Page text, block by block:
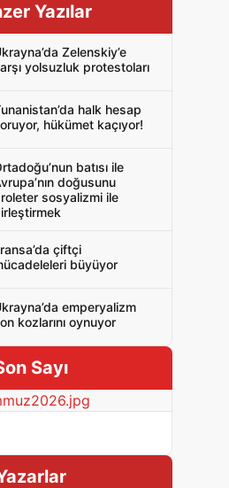
Yazılar
Zelenskiy’e
yolsuzluk protestoları
halk hesap
hükümet kaçıyor!
batısı ile
doğusunu
sosyalizmi ile
çiftçi
büyüyor
emperyalizm
kozlarını oynuyor
Sayı